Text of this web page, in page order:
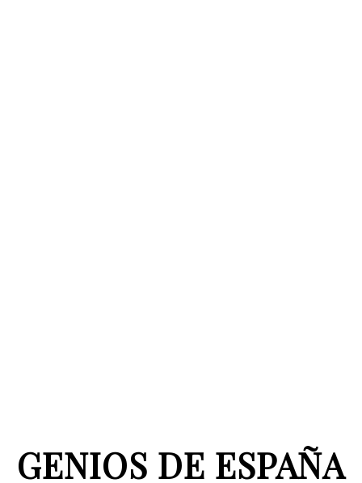
GENIOS DE ESPAÑA